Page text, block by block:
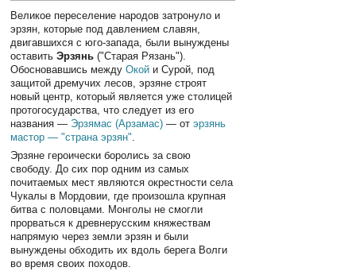
Великое переселение народов затронуло и
эрзян, которые под давлением славян,
двигавшихся с юго-запада, были вынуждены
оставитьЭрзянь ("Старая Рязань").
Обосновавшись междуОкой и Сурой, под
защитой дремучих лесов, эрзяне строят
новый центр, который является уже столицей
протогосударства, что следует из его
названия — Эрзямас (Арзамас) — отэрзянь
мастор — "страна эрзян"
Эрзяне героически боролись за свою
свободу. До сих пор одним из самых
почитаемых мест являются окрестности села
Чукалы в Мордовии, где произошла крупная
битва с половцами. Монголы не смогли
прорваться к древнерусским княжествам
напрямую через земли эрзян и были
вынуждены обходить их вдоль берега Волги
во время своих походов.